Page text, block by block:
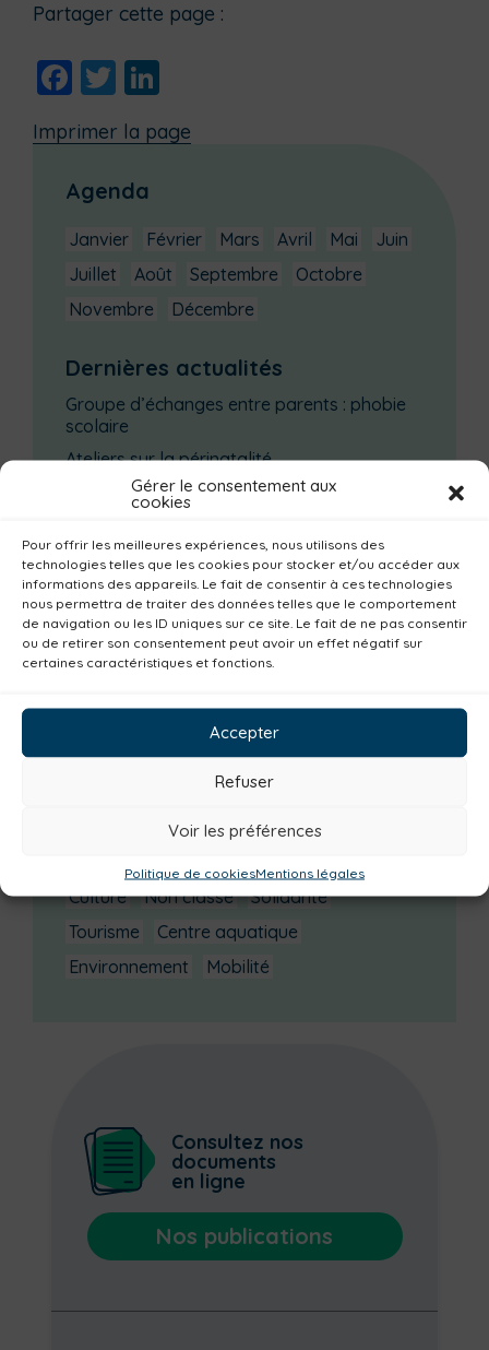
Gérer le consentement aux
cookies
Pour offrir les meilleures expériences, nous utilisons des
technologies telles que les cookies pour stocker et/ou accéder aux
informations des appareils. Le fait de consentir à ces technologies
nous permettra de traiter des données telles que le comportement
de navigation ou les ID uniques sur ce site. Le fait de ne pas consentir
ou de retirer son consentement peut avoir un effet négatif sur
certaines caractéristiques et fonctions.
Accepter
Refuser
Voir les préférences
Politique de cookiesMentions légales
Partager cette page :
Facebook
Twitter
Imprimer la page
Agenda
Janvier Février Mars Avril Mai
Juin
Juillet
Août Septembre
Octobre
Novembre
Décembre
Dernières actualités
Groupe d’échanges entre parents : phobie
scolaire
Ateliers sur la périnatalité
La saison culturelle 2026-2027 est lancée !
Enquête publique
Catégories actualités / agenda
Petite enfance Santé
Plan climat
Emploi
Consommer local
Numérique
Réemploi Seniors
Parents
Bibliothèques
Culture
Non classé
Solidarité
Tourisme
Centre aquatique
Environnement
Mobilité
Consultez nos
documents
en ligne
Nos publications